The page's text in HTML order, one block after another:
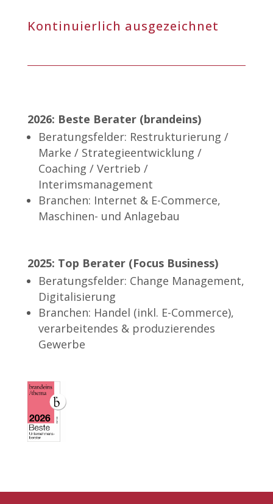
Kontinuierlich ausgezeichnet
2026: Beste Berater (brandeins)
Beratungsfelder: Restrukturierung /
Marke / Strategieentwicklung /
Coaching / Vertrieb /
Interimsmanagement
Branchen: Internet & E-Commerce,
Maschinen- und Anlagebau
2025: Top Berater (Focus Business)
Beratungsfelder: Change Management,
Digitalisierung
Branchen: Handel (inkl. E-Commerce),
verarbeitendes & produzierendes
Gewerbe